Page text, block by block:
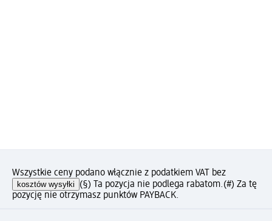
Wszystkie ceny podano włącznie z podatkiem VAT bez
kosztów wysyłki (§) Ta pozycja nie podlega rabatom.(#) Za tę
pozycję nie otrzymasz punktów PAYBACK.